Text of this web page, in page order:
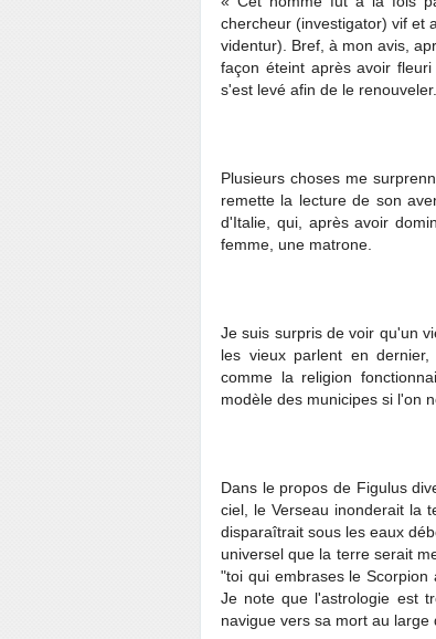
chercheur (investigator) vif et
videntur). Bref, à mon avis,
façon éteint après avoir
s'est levé afin de le
Plusieurs choses me
remette la lecture de son
d'Italie, qui, après avoir
femme, une matrone.
Je suis surpris de voir qu'un
les vieux parlent en
comme la religion
modèle des municipes si l'on
Dans le propos de Figulus
ciel, le Verseau inonderait la
disparaîtrait sous les eaux
universel que la terre serait
"toi qui embrases le Scorpion
Je note que l'astrologie est
navigue vers sa mort au large